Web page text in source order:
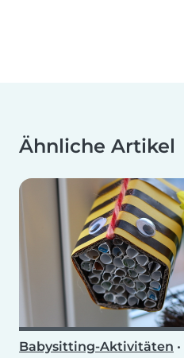
Ähnliche Artikel
Babysitting-Aktivitäten •